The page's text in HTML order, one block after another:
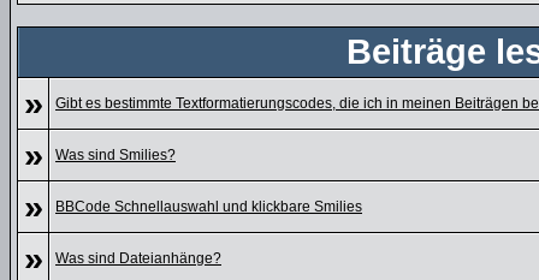
Beiträge
»
Gibt es bestimmte Textformatierungscodes, die ich in meinen Beiträgen
» Was sind Smilies?
» BBCode Schnellauswahl und klickbare Smilies
» Was sind Dateianhänge?